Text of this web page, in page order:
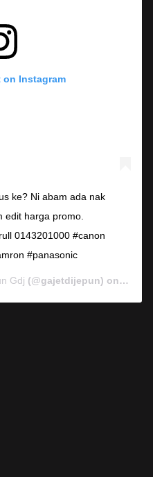
Instagram
ke? Ni abam ada nak
edit harga promo.
0143201000 #canon
#panasonic
Gdj (@gajetdijepun) on Jan 7,